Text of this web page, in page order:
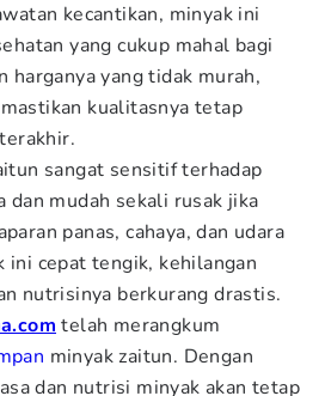
kecantikan, minyak ini
yang cukup mahal bagi
harganya yang tidak murah,
kualitasnya tetap
sangat sensitif terhadap
dan mudah sekali rusak jika
panas, cahaya, dan udara
ini cepat tengik, kehilangan
nutrisinya berkurang drastis.
telah merangkum
minyak zaitun. Dengan
dan nutrisi minyak akan tetap